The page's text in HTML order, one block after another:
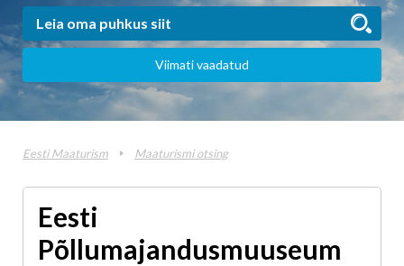
Viimati vaadatud
Eesti Maaturism Maaturismi otsing
Eesti
Põllumajandusmuuseum